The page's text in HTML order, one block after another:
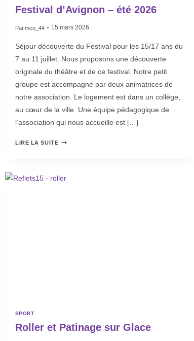
Festival d’Avignon – été 2026
Parmco_44 15 mars 2026
Séjour découverte du Festival pour les 15/17 ans du
7 au 11 juillet. Nous proposons une découverte
originale du théâtre et de ce festival. Notre petit
groupe est accompagné par deux animatrices de
notre association. Le logement est dans un collège,
au cœur de la ville. Une équipe pédagogique de
l’association qui nous accueille est […]
LIRE LA SUITE
SPORT
Roller et Patinage sur Glace